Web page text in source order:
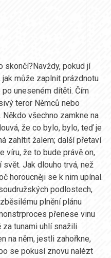
skončí?Navždy, pokud jí
může zaplnit prázdnotu
uneseném dítěti. Čím
teror Němců nebo
všechno zamkne na
že co bylo, bylo, teď je
zahltit žalem; další přetaví
víru, že to bude právě on,
Jak dlouho trvá, než
horoucněji se k nim upínal.
podlostech,
plnění plánu
přenese vinu
tunami uhlí snažili
na něm, jestli zahořkne,
se pokusí znovu nalézt